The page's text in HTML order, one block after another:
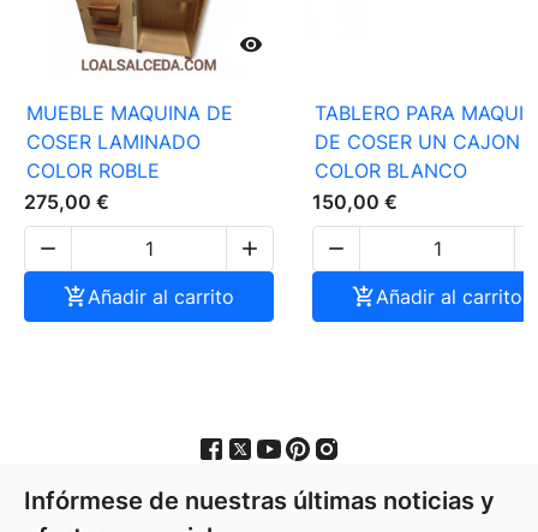

MUEBLE MAQUINA DE
COSER LAMINADO
COLOR ROBLE
275,00 €


Añadir al carrito
TABLERO PARA
DE COSER UN CAJON
COLOR BLANCO
150,00 €

Añadir al carrito
Infórmese de nuestras últimas noticias y